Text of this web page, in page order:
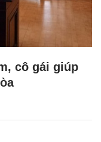
cô gái giúp